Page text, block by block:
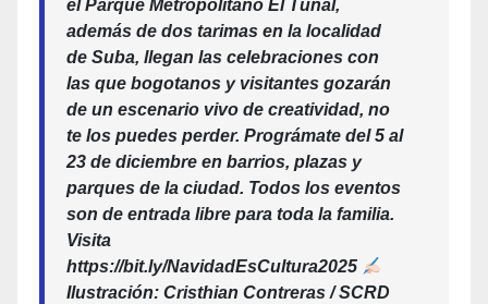
el Parque Metropolitano El Tunal,
además de dos tarimas en la localidad
de Suba, llegan las celebraciones con
las que bogotanos y visitantes gozarán
de un escenario vivo de creatividad, no
te los puedes perder. Prográmate del 5 al
23 de diciembre en barrios, plazas y
parques de la ciudad. Todos los eventos
son de entrada libre para toda la familia.
Visita
https://bit.ly/NavidadEsCultura2025
Ilustración: Cristhian Contreras / SCRD